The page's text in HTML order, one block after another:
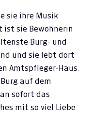
sie ihre Musik
sie Bewohnerin
Burg- und
und sie lebt dort
Amtspfleger-Haus.
auf dem
sofort das
mit so viel Liebe